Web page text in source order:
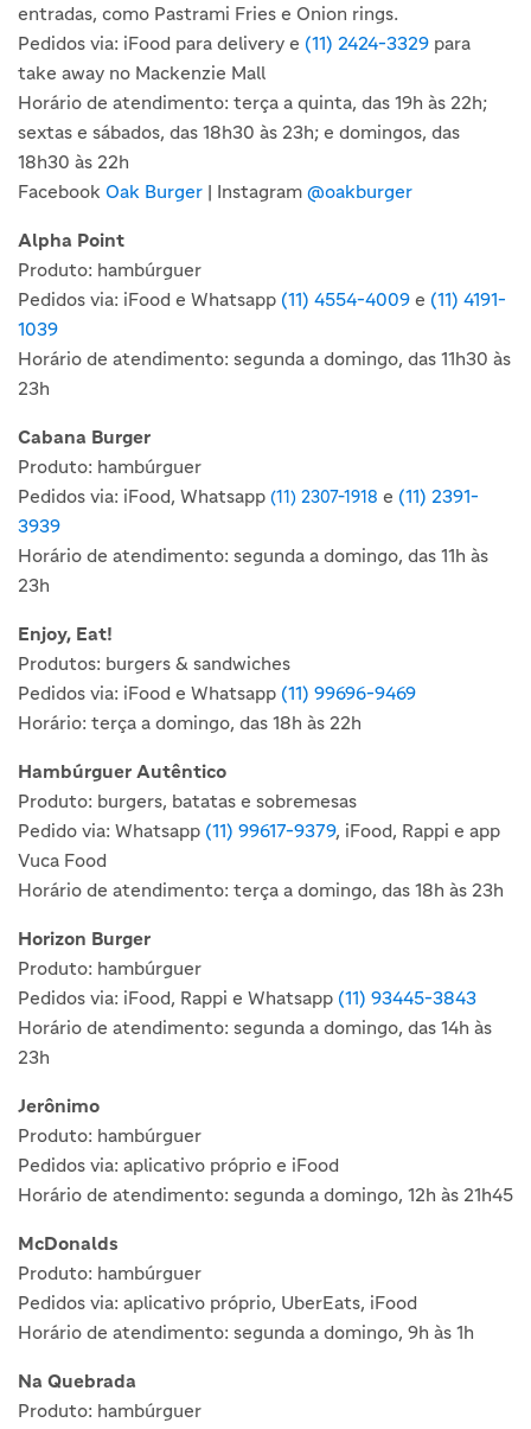
entradas, como Pastrami Fries e Onion rings.
Pedidos via: iFood para delivery e (11) 2424-3329 para
take away no Mackenzie Mall
Horário de atendimento: terça a quinta, das 19h às 22h;
sextas e sábados, das 18h30 às 23h; e domingos, das
18h30 às 22h
Facebook Oak Burger | Instagram @oakburger
Alpha Point
Produto: hambúrguer
Pedidos via: iFood e Whatsapp (11) 4554-4009 e (11) 4191-
1039
Horário de atendimento: segunda a domingo, das 11h30 às
23h
Cabana Burger
Produto: hambúrguer
Pedidos via: iFood, Whatsapp (11) 2307-1918 e (11) 2391-
3939
Horário de atendimento: segunda a domingo, das 11h às
23h
Enjoy, Eat!
Produtos: burgers & sandwiches
Pedidos via: iFood e Whatsapp (11) 99696-9469
Horário: terça a domingo, das 18h às 22h
Hambúrguer Autêntico
Produto: burgers, batatas e sobremesas
Pedido via: Whatsapp (11) 99617-9379, iFood, Rappi e app
Vuca Food
Horário de atendimento: terça a domingo, das 18h às 23h
Horizon Burger
Produto: hambúrguer
Pedidos via: iFood, Rappi e Whatsapp (11) 93445-3843
Horário de atendimento: segunda a domingo, das 14h às
23h
Jerônimo
Produto: hambúrguer
Pedidos via: aplicativo próprio e iFood
Horário de atendimento: segunda a domingo, 12h às 21h45
McDonalds
Produto: hambúrguer
Pedidos via: aplicativo próprio, UberEats, iFood
Horário de atendimento: segunda a domingo, 9h às 1h
Na Quebrada
Produto: hambúrguer